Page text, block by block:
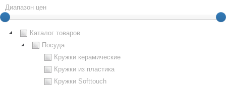
Диапазон цен
Каталог товаров
Посуда
Кружки керамические
Кружки из пластика
Кружки Softtouch